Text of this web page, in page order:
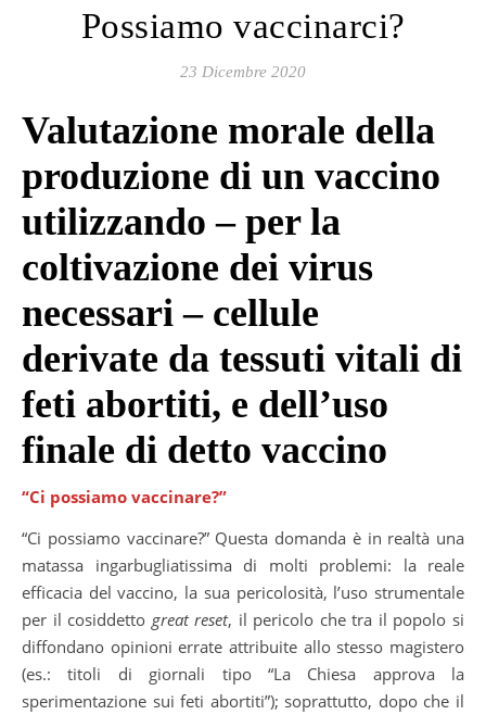
Possiamo vaccinarci?
23 Dicembre 2020
Valutazione morale della
produzione di un vaccino
utilizzando – per la
coltivazione dei virus
necessari – cellule
derivate da tessuti vitali di
feti abortiti, e dell’uso
finale di detto vaccino
“Ci possiamo vaccinare?”
“Ci possiamo vaccinare?” Questa domanda è in realtà una
matassa ingarbugliatissima di molti problemi: la reale
efficacia del vaccino, la sua pericolosità, l’uso strumentale
per il cosiddetto great reset, il pericolo che tra il popolo si
diffondano opinioni errate attribuite allo stesso magistero
(es.: titoli di giornali tipo “La Chiesa approva la
sperimentazione sui feti abortiti”); soprattutto, dopo che il